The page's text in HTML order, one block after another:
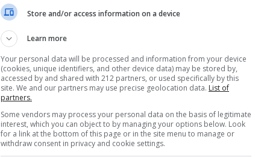
Store and/or access information on a device
Learn more
Your personal data will be processed and information from your device
(cookies, unique identifiers, and other device data) may be stored by,
accessed by and shared with 212 partners, or used specifically by this
site. We and our partners may use precise geolocation data. List of
partners.
Some vendors may process your personal data on the basis of legitimate
interest, which you can object to by managing your options below. Look
for a link at the bottom of this page or in the site menu to manage or
withdraw consent in privacy and cookie settings.